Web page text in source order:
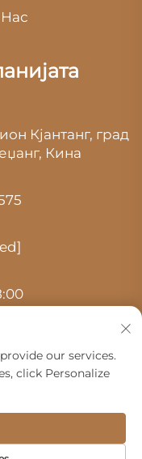
Нас
Кјантанг, град
Кина
за приватност
За Нас
our services.
click Personalize